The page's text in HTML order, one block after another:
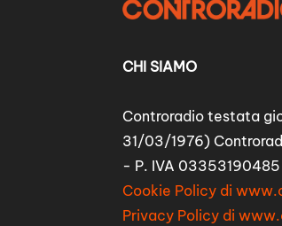
CHI SIAMO
Controradio testata
31/03/1976)
- P. IVA 03353190485
Cookie Policy di
Privacy Policy di